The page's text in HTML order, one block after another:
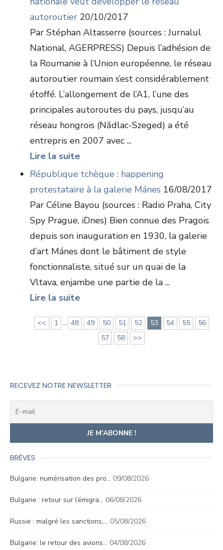
autoroutier 20/10/2017
Par Stéphan Altasserre (sources : Jurnalul
National, AGERPRESS) Depuis l’adhésion de
la Roumanie à l’Union européenne, le réseau
autoroutier roumain s’est considérablement
étoffé. L’allongement de l’A1, l’une des
principales autoroutes du pays, jusqu’au
réseau hongrois (Nădlac-Szeged) a été
entrepris en 2007 avec ...
Lire la suite
République tchèque : happening
protestataire à la galerie Mánes 16/08/2017
Par Céline Bayou (sources : Radio Praha, City
Spy Prague, iDnes) Bien connue des Pragois
depuis son inauguration en 1930, la galerie
d’art Mánes dont le bâtiment de style
fonctionnaliste, situé sur un quai de la
Vltava, enjambe une partie de la ...
Lire la suite
<< 1 ... 48 49 50 51 52 53 54 55
56
57
58 >>
RECEVEZ NOTRE NEWSLETTER
BRÈVES
Bulgarie: numérisation des pro… 09/08/2026
Bulgarie : retour sur l’émigra… 06/08/2026
Russie : malgré les sanctions,… 05/08/2026
Bulgarie: le retour des avions… 04/08/2026